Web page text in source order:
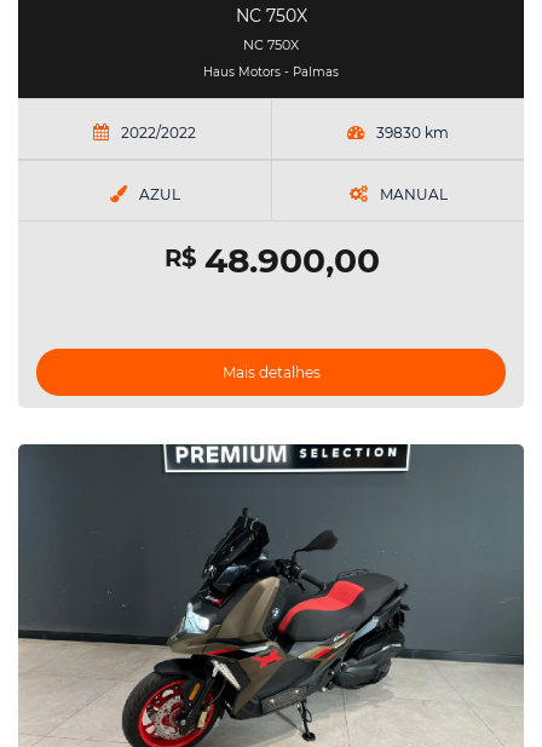
NC 750X
NC 750X
Haus Motors - Palmas
2022/2022 39830 km
AZUL MANUAL
R$48.900,00
Mais detalhes